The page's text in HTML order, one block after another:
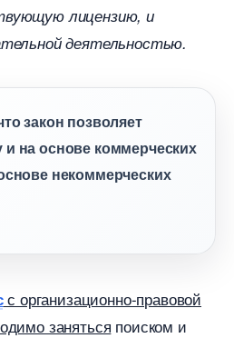
лицензию, и
деятельностью.
закон позволяет
и на основе коммерческих
некоммерческих
с организационно-правовой
заняться поиском и